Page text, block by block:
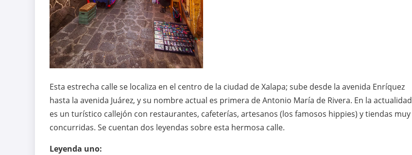
Esta estrecha calle se localiza en el centro de la ciudad de Xalapa; sube desde la avenida Enríquez
hasta la avenida Juárez, y su nombre actual es primera de Antonio María de Rivera. En la actualidad
es un turístico callejón con restaurantes, cafeterías, artesanos (los famosos hippies) y tiendas muy
concurridas. Se cuentan dos leyendas sobre esta hermosa calle.
Leyenda uno: